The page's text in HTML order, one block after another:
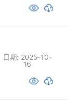
日期: 2025-10-
16